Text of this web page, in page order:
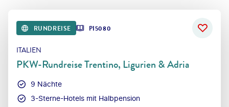
RUNDREISE PI5080
ITALIEN
PKW-Rundreise Trentino, Ligurien & Adria
9 Nächte
3-Sterne-Hotels mit Halbpension